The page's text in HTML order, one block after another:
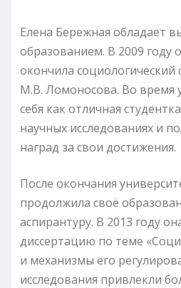
Елена Бережная обладает
образованием. В 2009 году
окончила
М.В. Ломоносова. Во время
себя как отличная
научных исследованиях и
наград за свои достижения.
После окончания
продолжила своё
аспирантуру. В 2013 году
диссертацию по теме
и механизмы его
исследования привлекли